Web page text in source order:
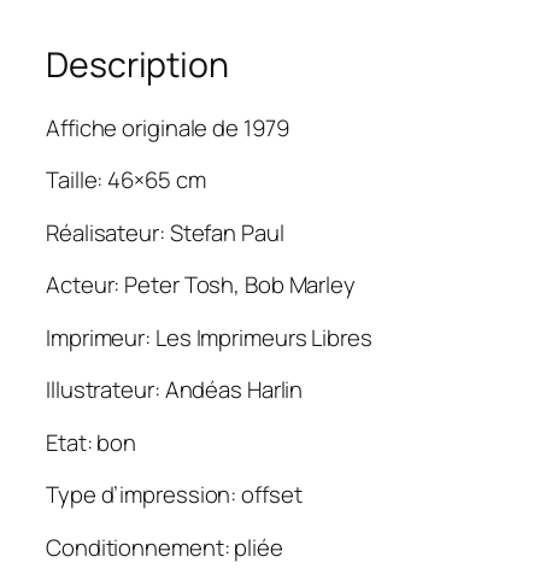
R
e
g
a
S
u
n
s
l
s
h
4
6
Description
Affiche originale de 1979
Taille: 46×65 cm
Réalisateur: Stefan Paul
Acteur: Peter Tosh, Bob Marley
Imprimeur: Les Imprimeurs Libres
Illustrateur: Andéas Harlin
Etat: bon
Type d’impression: offset
Conditionnement: pliée